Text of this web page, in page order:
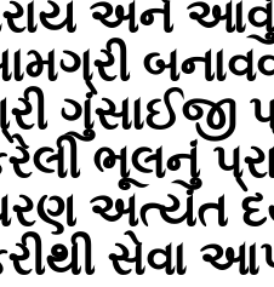
અને આવું
ગુંસાઈજી
ભૂલનું
અત્યંત
સેવા